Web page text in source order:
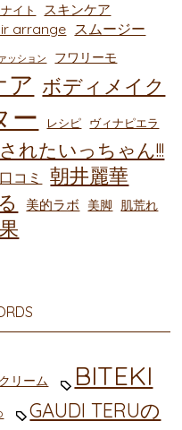
イト スキンケア
arrange スムージー
ッション フワリーモ
ア ボディメイク
ー レシピ ヴィナピエラ
れたいっちゃん!!!
口コミ 朝井麗華
美的ラボ 美脚 肌荒れ
リーム
BITEKI
GAUDI TERUの